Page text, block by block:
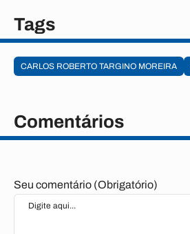
Tags
CARLOS ROBERTO TARGINO MOREIRA
Comentários
Seu comentário (Obrigatório)